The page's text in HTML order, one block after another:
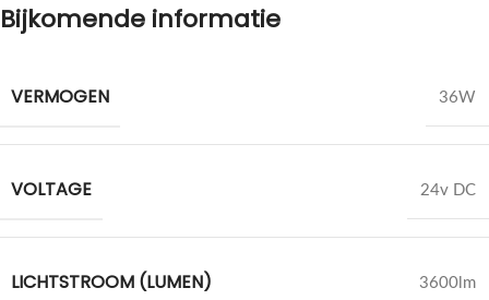
Bijkomende informatie
VERMOGEN 36W
VOLTAGE 24v DC
LICHTSTROOM (LUMEN) 3600lm